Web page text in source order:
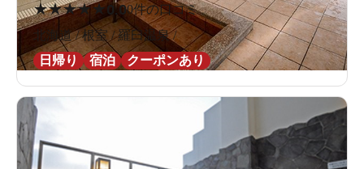
★★★★★0.00件の口コミ
北海道 / 根室 / 羅臼温泉 /
日帰り
宿泊 クーポンあり